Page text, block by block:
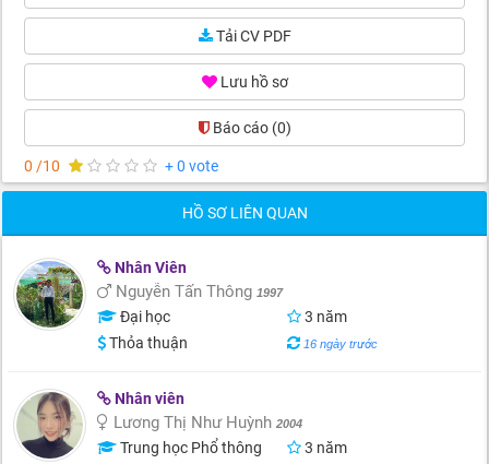
Tải CV PDF
Lưu hồ sơ
Báo cáo (0)
0 /10 + 0 vote
HỒ SƠ LIÊN QUAN
Nhân Viên
Nguyễn Tấn Thông 1997
Đại học
3 năm
Thỏa thuận
16 ngày trước
Nhân viên
Lương Thị Như Huỳnh 2004
Trung học Phổ thông
3 năm